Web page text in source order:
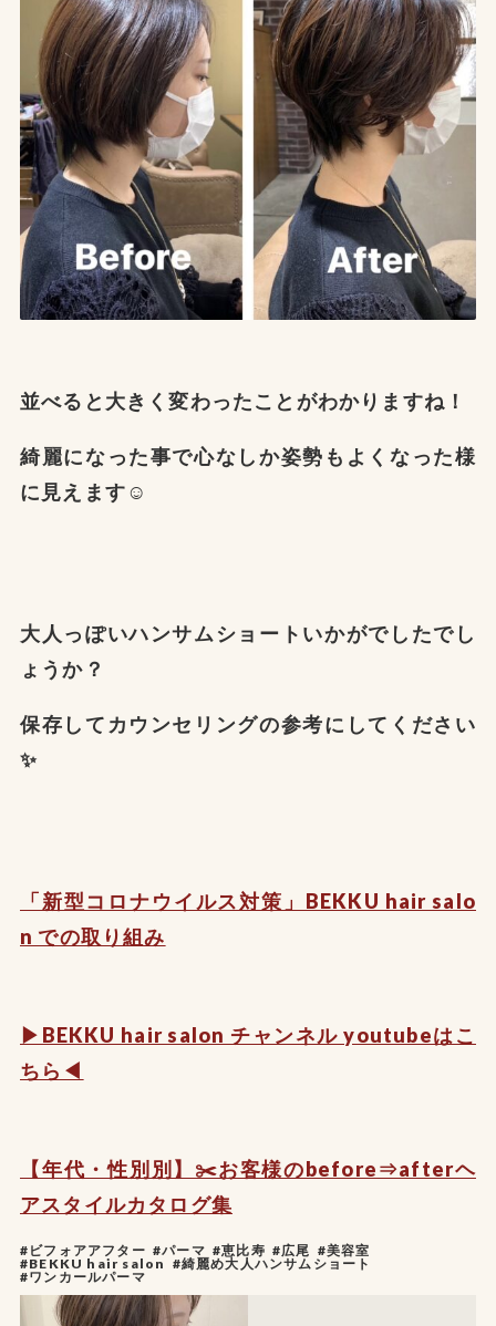
並べると大きく変わったことがわかりますね！
綺麗になった事で心なしか姿勢もよくなった様
に見えます☺️
大人っぽいハンサムショートいかがでしたでし
ょうか？
保存してカウンセリングの参考にしてください
✨
「新型コロナウイルス対策」BEKKU hair salo
n での取り組み
▶︎BEKKU hair salon チャンネル youtubeはこ
ちら◀︎
【年代・性別別】✂️お客様のbefore⇒afterヘ
アスタイルカタログ集
#ビフォアアフター #パーマ #恵比寿 #広尾 #美容室
#BEKKU hair salon #綺麗め大人ハンサムショート
#ワンカールパーマ